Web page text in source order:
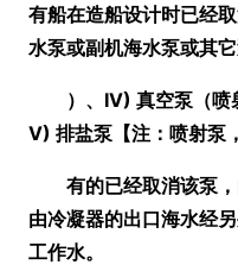
有船在造船设计时已经取
水泵或副机海水泵或其
） 、IV) 真空泵 （
V) 排盐泵【注：喷射泵
有的已经取消该泵
由冷凝器的出口海水经
工作水。